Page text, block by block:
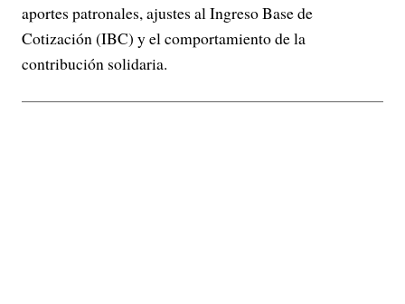
aportes patronales, ajustes al Ingreso Base de
Cotización (IBC) y el comportamiento de la
contribución solidaria.